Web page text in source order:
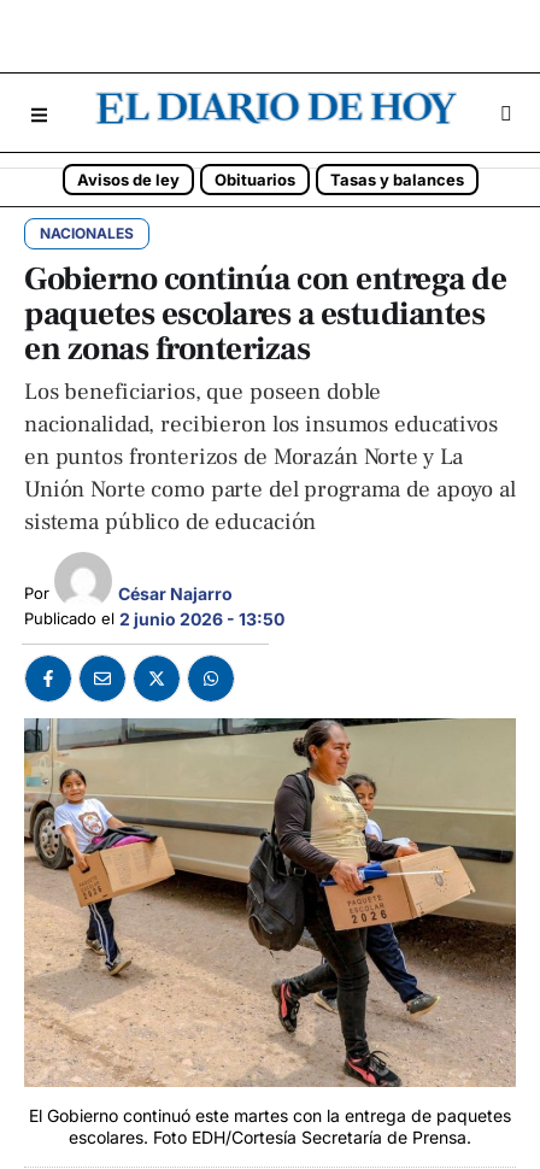
Avisos de ley Obituarios Tasas y balances
NACIONALES
Gobierno continúa con entrega de
paquetes escolares a estudiantes
en zonas fronterizas
Los beneficiarios, que poseen doble
nacionalidad, recibieron los insumos educativos
en puntos fronterizos de Morazán Norte y La
Unión Norte como parte del programa de apoyo al
sistema público de educación
Por César Najarro
Publicado el 2 junio 2026 - 13:50
El Gobierno continuó este martes con la entrega de paquetes
escolares. Foto EDH/Cortesía Secretaría de Prensa.